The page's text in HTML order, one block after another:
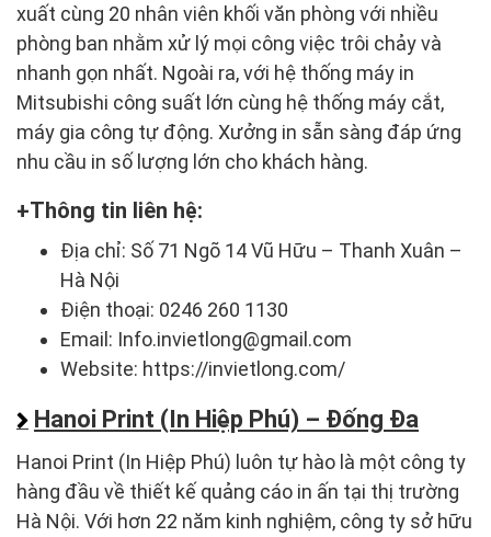
xuất cùng 20 nhân viên khối văn phòng với nhiều
phòng ban nhằm xử lý mọi công việc trôi chảy và
nhanh gọn nhất. Ngoài ra, với hệ thống máy in
Mitsubishi công suất lớn cùng hệ thống máy cắt,
máy gia công tự động. Xưởng in sẵn sàng đáp ứng
nhu cầu in số lượng lớn cho khách hàng.
Thông tin liên hệ:
Địa chỉ: Số 71 Ngõ 14 Vũ Hữu – Thanh Xuân –
Hà Nội
Điện thoại: 0246 260 1130
Email: Info.invietlong@gmail.com
Website: https://invietlong.com/
Hanoi Print (In Hiệp Phú) – Đống Đa
Hanoi Print (In Hiệp Phú) luôn tự hào là một công ty
hàng đầu về thiết kế quảng cáo in ấn tại thị trường
Hà Nội. Với hơn 22 năm kinh nghiệm, công ty sở hữu